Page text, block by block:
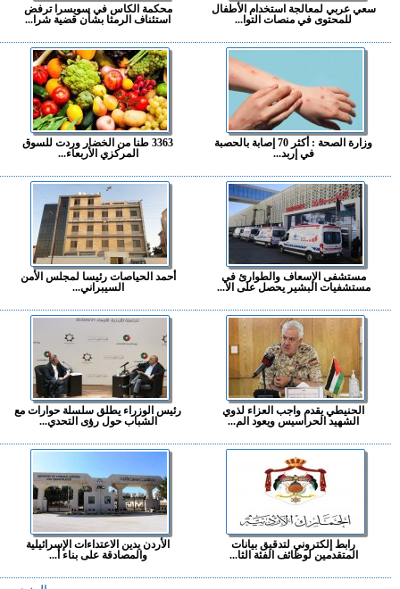
سعي عربي لمعالجة استخدام الأطفال
للمحتوى في منصات التوا...
محكمة الكاس في سويسرا ترفض
استئناف الرمثا بشأن قضية شرا...
وزارة الصحة : أكثر 70 إصابة بالحصبة
في إربد...
3363 طنا من الخضار وردت للسوق
المركزي الأربعاء...
مستشفى الإسعاف والطوارئ في
مستشفيات البشير يحصل على الا...
أحمد الحياصات رئيسا لمجلس الأمن
السيبراني...
الحنيطي يقدم واجب العزاء لذوي
الشهيد الحراسيس ويعود الم...
رئيس الوزراء يطلق سلسلة حوارات مع
الشباب حول رؤى التحدي...
رابط إلكتروني لتدقيق بيانات
المتقدمين لوظائف الفئة الثا...
الأردن يدين الاعتداءات الإسرائيلية
والمصادقة على بناء أ...